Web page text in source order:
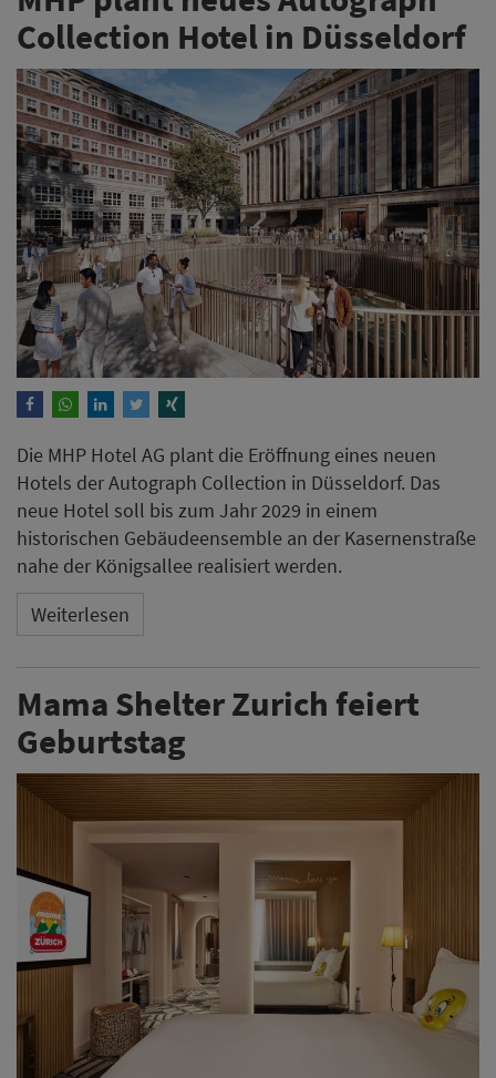
Collection Hotel in Düsseldorf
Die MHP Hotel AG plant die Eröffnung eines neuen
Hotels der Autograph Collection in Düsseldorf. Das
neue Hotel soll bis zum Jahr 2029 in einem
historischen Gebäudeensemble an der Kasernenstraße
nahe der Königsallee realisiert werden.
Weiterlesen
Mama Shelter Zurich feiert
Geburtstag